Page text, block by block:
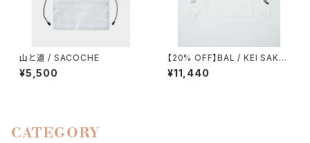
山と道 / SACOCHE
¥5,500
【20% OFF】BAL / KEI SAKA
WAKI 2
¥11,440
CATEGORY